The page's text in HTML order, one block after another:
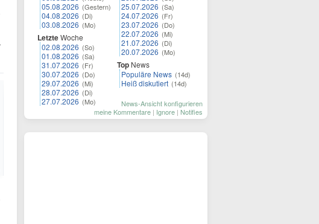
05.08.2026 (Gestern)
04.08.2026 (Di)
03.08.2026 (Mo)
LetzteWoche
02.08.2026 (So)
01.08.2026 (Sa)
31.07.2026 (Fr)
30.07.2026 (Do)
29.07.2026 (Mi)
28.07.2026 (Di)
27.07.2026 (Mo)
25.07.2026 (Sa)
24.07.2026 (Fr)
23.07.2026 (Do)
22.07.2026 (Mi)
21.07.2026 (Di)
20.07.2026 (Mo)
Top News
Populäre News (14d)
Heiß diskutiert (14d)
News-Ansicht konfigurieren
meine Kommentare | Ignore | Notifies